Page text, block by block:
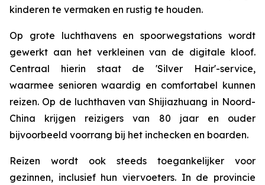
kinderen te vermaken en rustig te houden.
Op grote luchthavens en spoorwegstations wordt
gewerkt aan het verkleinen van de digitale kloof.
Centraal hierin staat ​​de 'Silver Hair'-service,
waarmee senioren waardig en comfortabel kunnen
reizen. Op de luchthaven van Shijiazhuang in Noord-
China krijgen reizigers van 80 jaar en ouder
bijvoorbeeld voorrang bij het inchecken en boarden.
Reizen wordt ook steeds toegankelijker voor
gezinnen, inclusief hun viervoeters. In de provincie